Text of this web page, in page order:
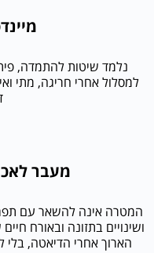
נלמד שיטות להתמדה,
למסלול אחרי חריגה, מתי
מעבר
המטרה אינה להשאר עם
ושינויים בתזונה ובאורח
הארוך אחרי הדיאטה, בלי